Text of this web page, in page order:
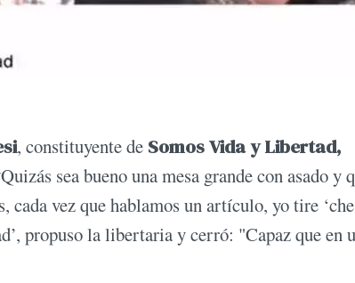
, constituyente de Somos Vida y Libertad,
sea bueno una mesa grande con asado y
vez que hablamos un artículo, yo tire
propuso la libertaria y cerró: "Capaz que en